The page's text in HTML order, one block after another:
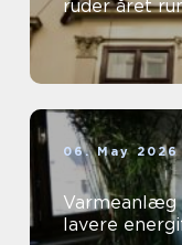
ruder året
06. May 2026
lavere